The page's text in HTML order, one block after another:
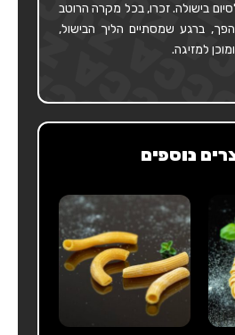
בישולה. זכרו, בכל מקרה הרוטב
ברגע שמסתיים הליך הבישול,
למזיגה.
נוספים